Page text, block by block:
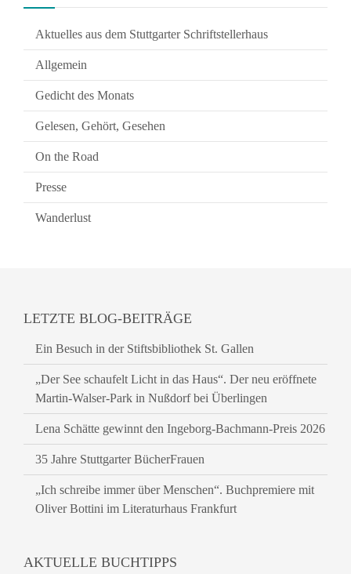
Aktuelles aus dem Stuttgarter Schriftstellerhaus
Allgemein
Gedicht des Monats
Gelesen, Gehört, Gesehen
On the Road
Presse
Wanderlust
LETZTE BLOG-BEITRÄGE
Ein Besuch in der Stiftsbibliothek St. Gallen
„Der See schaufelt Licht in das Haus“. Der neu eröffnete
Martin-Walser-Park in Nußdorf bei Überlingen
Lena Schätte gewinnt den Ingeborg-Bachmann-Preis 2026
35 Jahre Stuttgarter BücherFrauen
„Ich schreibe immer über Menschen“. Buchpremiere mit
Oliver Bottini im Literaturhaus Frankfurt
AKTUELLE BUCHTIPPS